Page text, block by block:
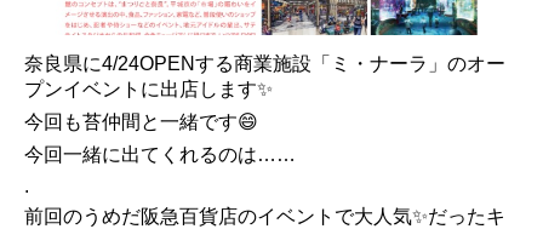
奈良県に4/24OPENする商業施設「ミ・ナーラ」のオー
プンイベントに出店します✨
今回も苔仲間と一緒です😄
今回一緒に出てくれるのは……
.
前回のうめだ阪急百貨店のイベントで大人気✨だったキ